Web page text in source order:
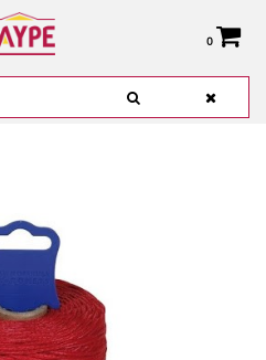
0
0,00 €
VER CESTA